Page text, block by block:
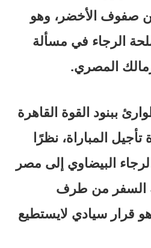
صفوف الأخضر، وهو
الرجاء في مسألة
المصري.
ببنود القوة القاهرة
المباراة، نظرًا
البيضاوي إلى مصر
السفر من طرف
قرار سيادي لايستطيع